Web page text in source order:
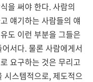
을 써야 한다. 사람의
얘기하는 사람들의 얘
도 이런 부분을 그들은
서다. 물론 사람에게서
요구하는 것은 무리고
시스템적으로, 제도적으